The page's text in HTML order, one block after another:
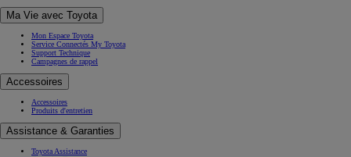
Ma Vie avec Toyota
Mon Espace Toyota
Service Connectés My Toyota
Support Technique
Campagnes de rappel
Accessoires
Accessoires
Produits d'entretien
Assistance & Garanties
Toyota Assistance